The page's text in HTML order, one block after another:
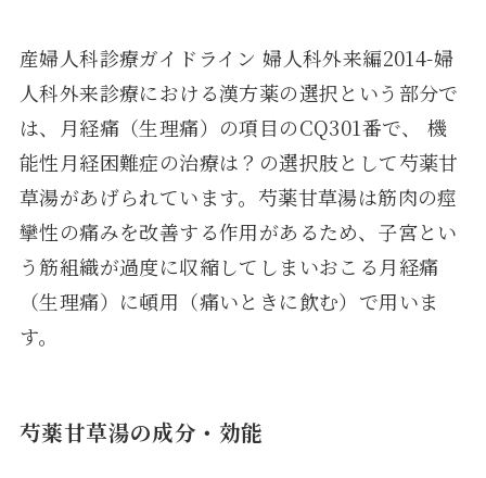
産婦人科診療ガイドライン 婦人科外来編2014-婦
人科外来診療における漢方薬の選択という部分で
は、月経痛（生理痛）の項目のCQ301番で、 機
能性月経困難症の治療は？の選択肢として芍薬甘
草湯があげられています。芍薬甘草湯は筋肉の痙
攣性の痛みを改善する作用があるため、子宮とい
う筋組織が過度に収縮してしまいおこる月経痛
（生理痛）に頓用（痛いときに飲む）で用いま
す。
芍薬甘草湯の成分・効能